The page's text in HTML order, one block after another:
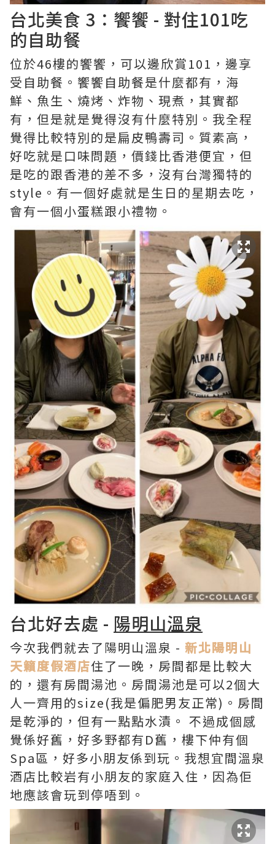
台北美食 3：饗饗 - 對住101吃
的自助餐
位於46樓的饗饗，可以邊欣賞101，邊享
受自助餐。饗饗自助餐是什麼都有，海
鮮、魚生、燒烤、炸物、現煮，其實都
有，但是就是覺得沒有什麼特別。我全程
覺得比較特別的是扁皮鴨壽司。質素高，
好吃就是口味問題，價錢比香港便宜，但
是吃的跟香港的差不多，沒有台灣獨特的
style。有一個好處就是生日的星期去吃，
會有一個小蛋糕跟小禮物。
台北好去處 - 陽明山溫泉
今次我們就去了陽明山溫泉 - 新北陽明山
天籟度假酒店住了一晚，房間都是比較大
的，還有房間湯池。房間湯池是可以2個大
人一齊用的size(我是偏肥男友正常)。房間
是乾淨的，但有一點點水漬。 不過成個感
覺係好舊，好多野都有D舊，樓下仲有個
Spa區，好多小朋友係到玩。我想宜間溫泉
酒店比較岩有小朋友的家庭入住，因為佢
地應該會玩到停唔到。